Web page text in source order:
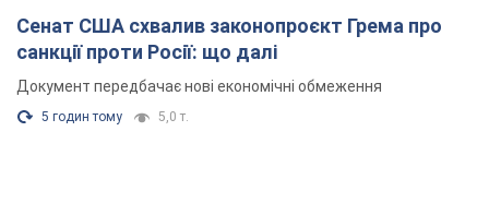
Сенат США схвалив законопроєкт Грема про
санкції проти Росії: що далі
Документ передбачає нові економічні обмеження
5 годин тому 5,0 т.